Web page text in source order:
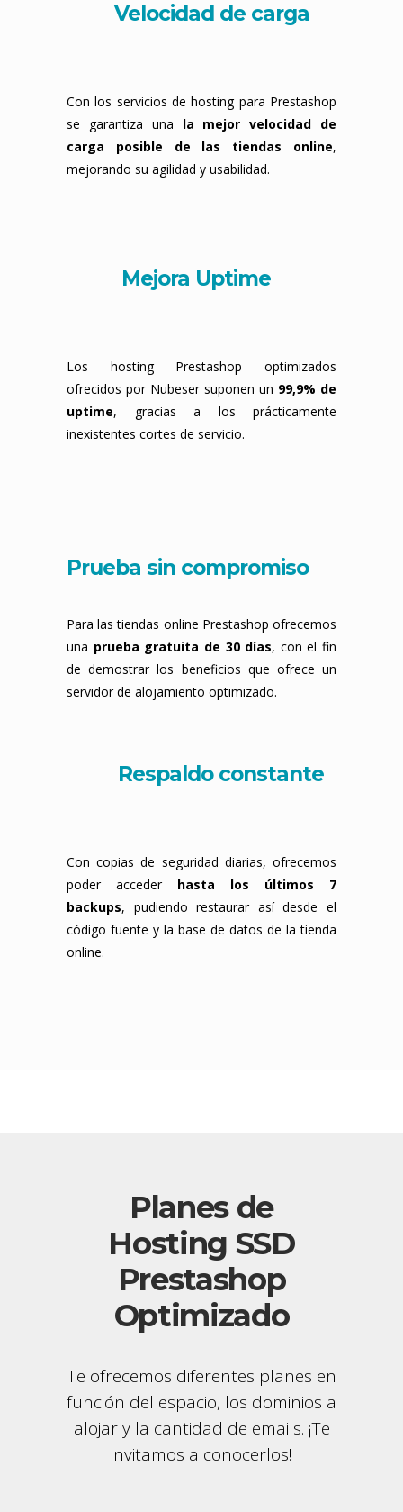
Velocidad de carga
Con los servicios de hosting para Prestashop
se garantiza una la mejor velocidad de
carga posible de las tiendas online,
mejorando su agilidad y usabilidad.
Mejora Uptime
Los hosting Prestashop optimizados
ofrecidos por Nubeser suponen un 99,9% de
uptime, gracias a los prácticamente
inexistentes cortes de servicio.
Prueba sin compromiso
Para las tiendas online Prestashop ofrecemos
una prueba gratuita de 30 días, con el fin
de demostrar los beneficios que ofrece un
servidor de alojamiento optimizado.
Respaldo constante
Con copias de seguridad diarias, ofrecemos
poder acceder hasta los últimos 7
backups, pudiendo restaurar así desde el
código fuente y la base de datos de la tienda
online.
Planes de
Hosting SSD
Prestashop
Optimizado
Te ofrecemos diferentes planes en
función del espacio, los dominios a
alojar y la cantidad de emails. ¡Te
invitamos a conocerlos!